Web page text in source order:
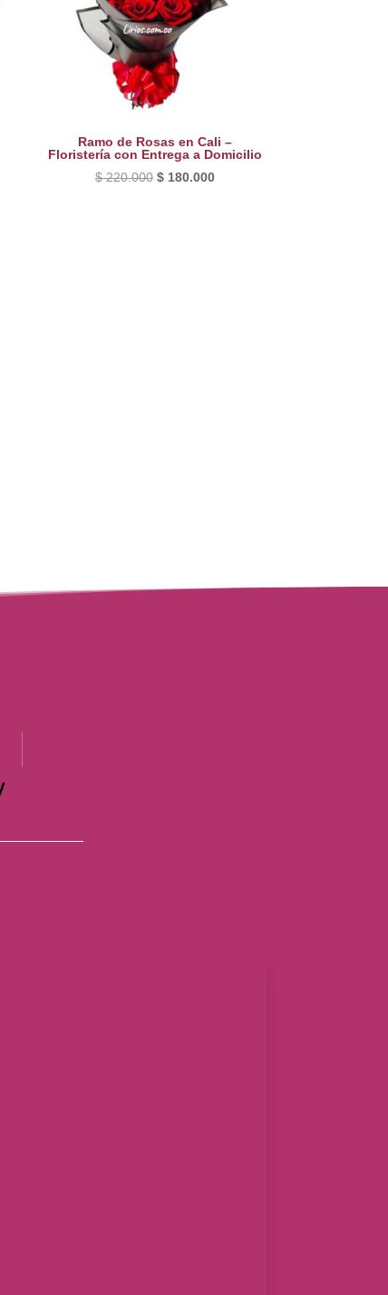
Ramo de Rosas en Cali –
Floristería con Entrega a Domicilio
$220.000 El
$180.000El